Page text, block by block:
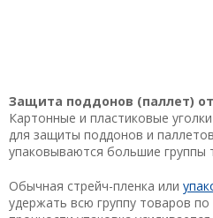
Защита поддонов (паллет)
Картонные и пластиковые
для защиты поддонов и
упаковываются большие группы
Обычная стрейч-пленка или
удержать всю группу товаров